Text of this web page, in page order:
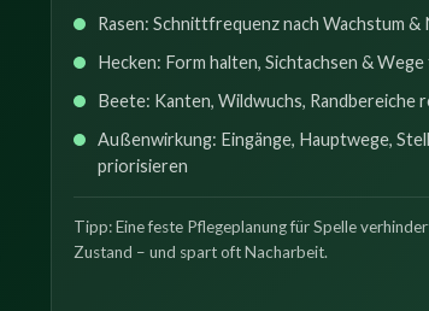
Rasen: Schnittfrequenz nach Wachstum &
Hecken: Form halten, Sichtachsen &
Beete: Kanten, Wildwuchs, Randbereiche
Außenwirkung: Eingänge, Hauptwege,
priorisieren
Tipp: Eine feste Pflegeplanung für Spelle
Zustand – und spart oft Nacharbeit.